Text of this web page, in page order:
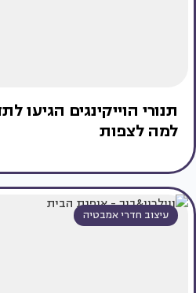
תנורי הוייקינגים הגיעו
למה לצפות
עיצוב חדרי אמבטיה